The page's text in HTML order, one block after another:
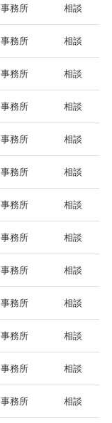
事務所 相談
事務所 相談
事務所 相談
事務所 相談
事務所 相談
事務所 相談
事務所 相談
事務所 相談
事務所 相談
事務所 相談
事務所 相談
事務所 相談
事務所 相談